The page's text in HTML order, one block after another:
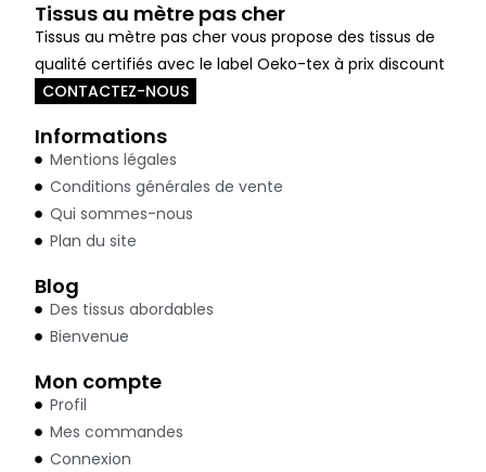
Tissus au mètre pas cher
Tissus au mètre pas cher vous propose des tissus de
qualité certifiés avec le label Oeko-tex à prix discount
CONTACTEZ-NOUS
Informations
Mentions légales
Conditions générales de vente
Qui sommes-nous
Plan du site
Blog
Des tissus abordables
Bienvenue
Mon compte
Profil
Mes commandes
Connexion